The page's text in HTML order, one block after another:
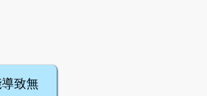
致無